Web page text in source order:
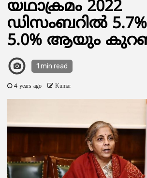
യഥാക്രമം 2022
ഡിസംബറിൽ
5.0% ആയും
1 min read
4 years ago Kumar